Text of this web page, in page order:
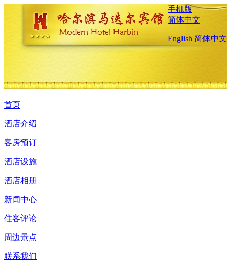
手机版
简体中文
English 简体中文
首页
酒店介绍
客房预订
酒店设施
酒店相册
新闻中心
住客评论
周边景点
联系我们